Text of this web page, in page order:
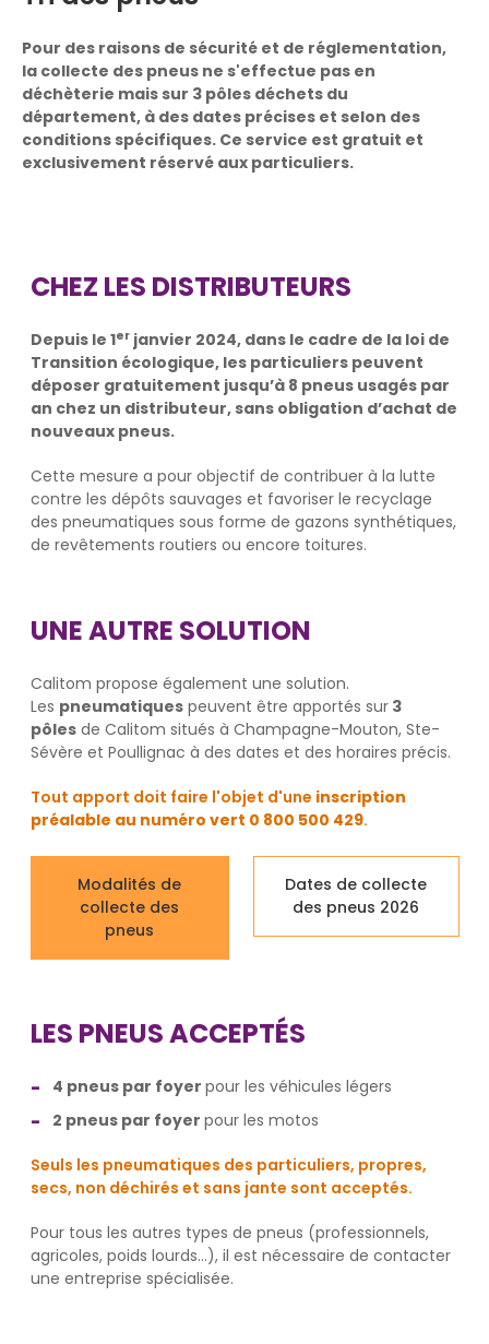
Pour des raisons de sécurité et de réglementation,
la collecte des pneus ne s'effectue pas en
déchèterie mais sur 3 pôles déchets du
département, à des dates précises et selon des
conditions spécifiques. Ce service est gratuit et
exclusivement réservé aux particuliers.
CHEZ LES DISTRIBUTEURS
Depuis le 1erjanvier 2024, dans le cadre de la loi de
Transition écologique, les particuliers peuvent
déposer gratuitement jusqu’à 8 pneus usagés par
an chez un distributeur, sans obligation d’achat de
nouveaux pneus.
Cette mesure a pour objectif de contribuer à la lutte
contre les dépôts sauvages et favoriser le recyclage
des pneumatiques sous forme de gazons synthétiques,
de revêtements routiers ou encore toitures.
UNE AUTRE SOLUTION
Calitom propose également une solution.
Les pneumatiquespeuvent être apportés sur3
pôlesde Calitom situés à Champagne-Mouton, Ste-
Sévère et Poullignac à des dates et des horaires précis.
Tout apport doit faire l'objet d'une inscription
préalable au numéro vert 0 800 500 429.
Modalités de
collecte des
pneus
Dates de collecte
des pneus 2026
LES PNEUS ACCEPTÉS
4 pneus par foyer pour les véhicules légers
2 pneus par foyer pour les motos
Seuls les pneumatiques des particuliers, propres,
secs, non déchirés et sans jante sont acceptés.
Pour tous les autres types de pneus (professionnels,
agricoles, poids lourds...), il est nécessaire de contacter
une entreprise spécialisée.